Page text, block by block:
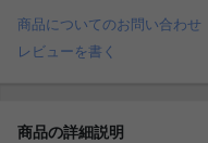
商品についてのお問い合わせ
レビューを書く
商品の詳細説明